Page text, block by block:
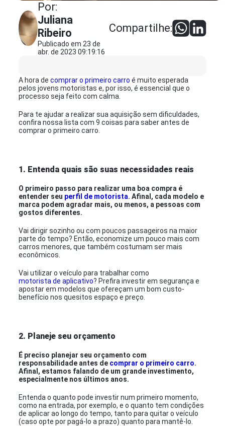
Por:
Juliana
Ribeiro
Publicado em 23 de
abr. de 2023 09:19:16
Compartilhe:
A hora decomprar o primeiro carro é muito esperada
pelos jovens motoristas e, por isso, é essencial que o
processo seja feito com calma.
Para te ajudar a realizar sua aquisição sem dificuldades,
confira nossa lista com 9 coisas para saber antes de
comprar o primeiro carro.
1. Entenda quais são suas necessidades reais
O primeiro passo para realizar uma boa compra é
entender seu perfil de motorista. Afinal, cada modelo e
marca podem agradar mais, ou menos, a pessoas com
gostos diferentes.
Vai dirigir sozinho ou com poucos passageiros na maior
parte do tempo? Então, economize um pouco mais com
carros menores, que também costumam ser mais
econômicos.
Vai utilizar o veículo para trabalhar como
motorista de aplicativo? Prefira investir em segurança e
apostar em modelos que ofereçam um bom custo-
benefício nos quesitos espaço e preço.
2. Planeje seu orçamento
É preciso planejar seu orçamento com
responsabilidade antes de comprar o primeiro carro.
Afinal, estamos falando de um grande investimento,
especialmente nos últimos anos.
Entenda o quanto pode investir num primeiro momento,
como na entrada, por exemplo, e o quanto tem condições
de aplicar ao longo do tempo, tanto para quitar o veículo
(caso opte por pagá-lo a prazo) quanto para mantê-lo.